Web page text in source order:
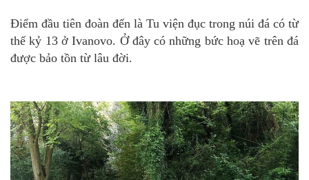
Điểm đầu tiên đoàn đến là Tu viện đục trong núi đá có từ
thế kỷ 13 ở Ivanovo. Ở đây có những bức hoạ vẽ trên đá
được bảo tồn từ lâu đời.